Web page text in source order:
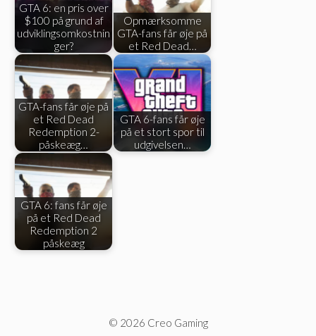
GTA 6: en pris over
$100 på grund af
udviklingsomkostnin
ger?
Opmærksomme
GTA-fans får øje på
et Red Dead…
GTA-fans får øje på
et Red Dead
Redemption 2-
påskeæg…
GTA 6-fans får øje
på et stort spor til
udgivelsen…
GTA 6: fans får øje
på et Red Dead
Redemption 2
påskeæg
© 2026 Creo Gaming